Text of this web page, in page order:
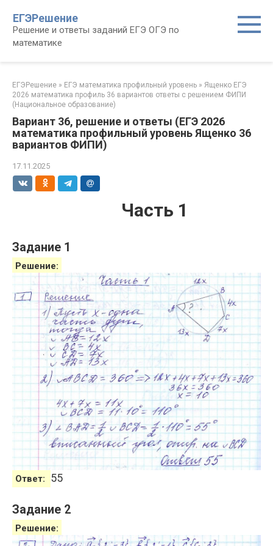
контенту
ЕГЭРешение
Решение и ответы заданий ЕГЭ ОГЭ по
математике
ЕГЭРешение » ЕГЭ математика профильный уровень » Ященко ЕГЭ
2026 математика профиль 36 вариантов ответы с решением ФИПИ
(Национальное образование)
Вариант 36, решение и ответы (ЕГЭ 2026
математика профильный уровень Ященко 36
вариантов ФИПИ)
17.11.2025
Часть 1
Задание 1
Решение:
Ответ: 55
Задание 2
Решение: